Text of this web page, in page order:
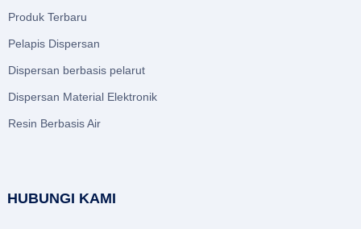
Produk Terbaru
Pelapis Dispersan
Dispersan berbasis pelarut
Dispersan Material Elektronik
Resin Berbasis Air
HUBUNGI KAMI